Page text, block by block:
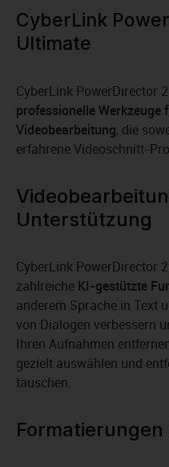
CyberLink
Ultimate
CyberLink PowerDirector
professionelle Werkzeuge
Videobearbeitung, die
erfahrene Videoschnitt-
Unterstützung
CyberLink PowerDirector
zahlreiche KI-gestützte
anderem Sprache in Text
von Dialogen verbessern
Ihren Aufnahmen
gezielt auswählen und
tauschen.
Formatierungen